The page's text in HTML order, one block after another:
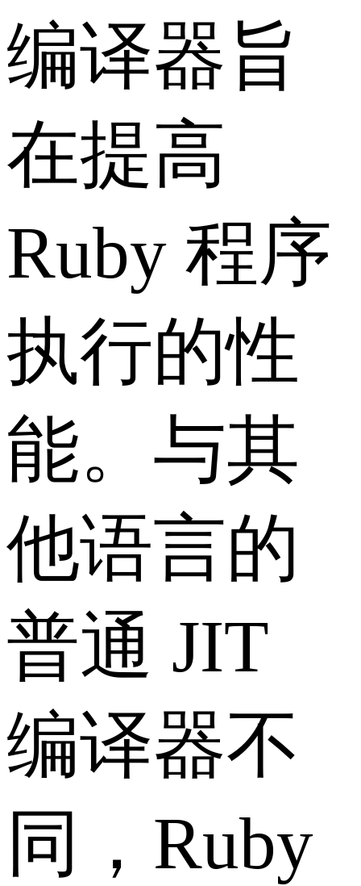
编译器旨
在提高
Ruby 程序
执行的性
能。与其
他语言的
普通 JIT
编译器不
同，Ruby